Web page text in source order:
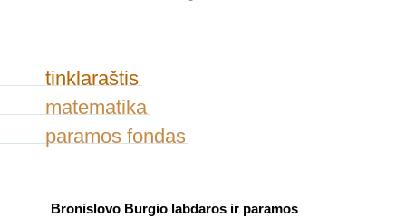
tinklaraštis
matematika
paramos fondas
Bronislovo Burgio labdaros ir paramos